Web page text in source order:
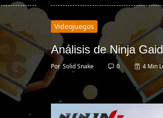
Videojuegos
Análisis de Ninja
Por Solid Snake 0 4 Min